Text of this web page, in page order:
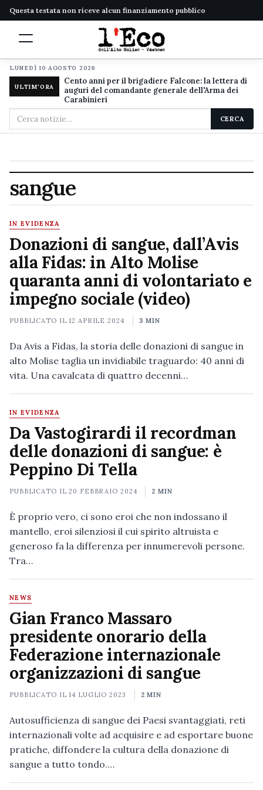
Questa testata non riceve alcun finanziamento pubblico
LUNEDÌ 10 AGOSTO 2026
ULTIM'ORA
Cento anni per il brigadiere Falcone: la lettera di
auguri del comandante generale dell'Arma dei
Carabinieri
Cerca
nel
CERCA
sangue
IN EVIDENZA
Donazioni di sangue, dall’Avis
alla Fidas: in Alto Molise
quaranta anni di volontariato e
impegno sociale (video)
PUBBLICATO IL12 APRILE 2024 3 MIN
Da Avis a Fidas, la storia delle donazioni di sangue in
alto Molise taglia un invidiabile traguardo: 40 anni di
vita. Una cavalcata di quattro decenni…
IN EVIDENZA
Da Vastogirardi il recordman
delle donazioni di sangue: è
Peppino Di Tella
PUBBLICATO IL20 FEBBRAIO 2024 2 MIN
È proprio vero, ci sono eroi che non indossano il
mantello, eroi silenziosi il cui spirito altruista e
generoso fa la differenza per innumerevoli persone.
Tra…
NEWS
Gian Franco Massaro
presidente onorario della
Federazione internazionale
organizzazioni di sangue
PUBBLICATO IL14 LUGLIO 2023 2 MIN
Autosufficienza di sangue dei Paesi svantaggiati, reti
internazionali volte ad acquisire e ad esportare buone
pratiche, diffondere la cultura della donazione di
sangue a tutto tondo.…